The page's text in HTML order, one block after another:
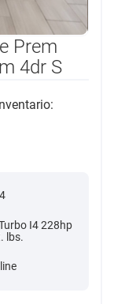
Prem
4dr S
I4 228hp
lbs.